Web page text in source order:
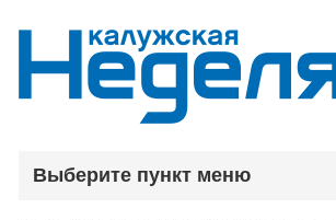
Выберите пункт меню